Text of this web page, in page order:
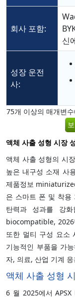
회사 포함:
신
성장 운전
사:
75개 이상의 매개변
액체 사출 성형 시장
액체 사출 성형의 시
높은 내구성 소재 사
제품정보
은 스마트 폰 및 착용
탄력과 성과를 강
biocompatible, 2026
또한 멀티 구성 요소
기능적인 부품을 가
자, 의료, 산업 기계
액체 사출 성형
6 월 2025에서 APSX